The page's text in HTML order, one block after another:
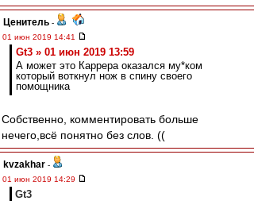
Ценитель -
01 июн 2019 14:41
Gt3 » 01 июн 2019 13:59
А может это Каррера оказался му*ком
который воткнул нож в спину своего
помощника
Собственно, комментировать больше
нечего,всё понятно без слов. ((
kvzakhar -
01 июн 2019 14:29
Gt3